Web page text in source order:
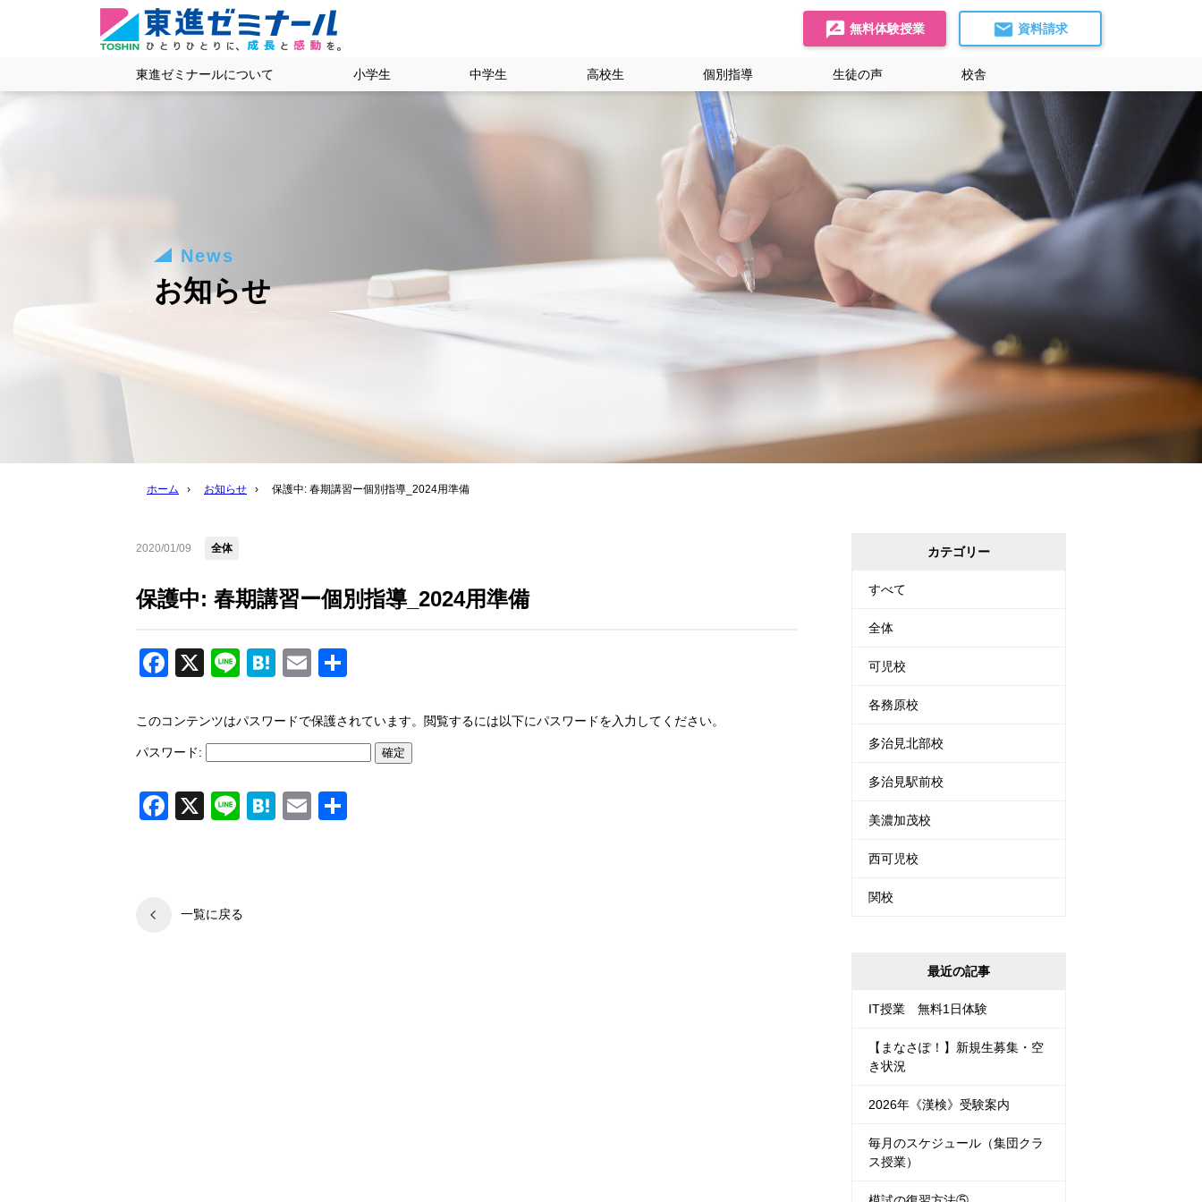
無料体験授業 資料請求
東進ゼミナールについて 小学生 中学生 高校生 個別指導 生徒の声 校舎
News
お知らせ
ホーム › お知らせ › 保護中: 春期講習ー個別指導_2024用準備
2020/01/09 全体
保護中: 春期講習ー個別指導_2024用準備
Facebook
X LineHatena
Email
このコンテンツはパスワードで保護されています。閲覧するには以下にパスワードを入力してください。
パスワード:
Facebook
X LineHatena
Email
一覧に戻る
カテゴリー
すべて
全体
可児校
各務原校
多治見北部校
多治見駅前校
美濃加茂校
西可児校
関校
最近の記事
IT授業 無料1日体験
【まなさぽ！】新規生募集・空
き状況
2026年《漢検》受験案内
毎月のスケジュール（集団クラ
ス授業）